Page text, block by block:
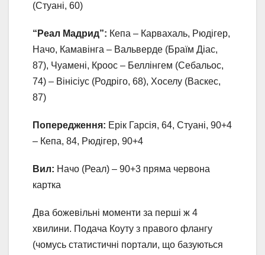
(Стуані, 60)
“Реал Мадрид”: Кепа – Карвахаль, Рюдігер,
Начо, Камавінга – Вальверде (Браїм Діас,
87), Чуамені, Кроос – Беллінгем (Себальос,
74) – Вінісіус (Родріго, 68), Хоселу (Васкес,
87)
Попередження: Ерік Гарсія, 64, Стуані, 90+4
– Кепа, 84, Рюдігер, 90+4
Вил: Начо (Реал) – 90+3 пряма червона
картка
Два божевільні моменти за перші ж 4
хвилини. Подача Коуту з правого флангу
(чомусь статистичні портали, що базуються